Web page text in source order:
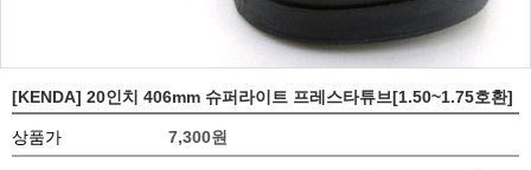
[KENDA] 20인치 406mm 슈퍼라이트 프레스타튜브[1.50~1.75호환]
상품가 7,300원